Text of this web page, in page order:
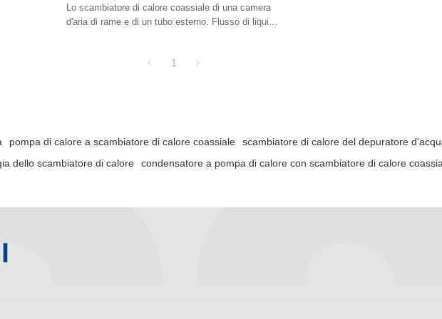
Lo scambiatore di calore coassiale di una camera
d'aria di rame e di un tubo esterno. Flusso di liquido
1
pompa di calore a scambiatore di calore coassiale
scambiatore di calore del depuratore
dello scambiatore di calore condensatore a pompa di calore con scambiatore di calore